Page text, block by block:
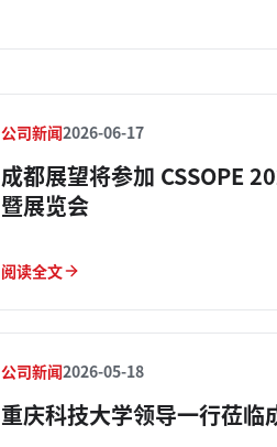
公司新闻2026-06-17
成都展望将参加 CSSOPE
暨展览会
阅读全文
公司新闻2026-05-18
重庆科技大学领导一行莅临